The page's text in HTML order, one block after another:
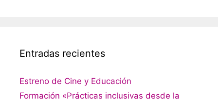
Entradas recientes
Estreno de Cine y Educación
Formación «Prácticas inclusivas desde la